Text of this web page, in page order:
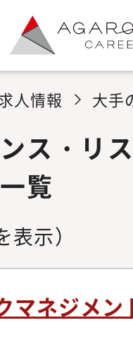
人情報 大手
ス・リ
覧
表示）
マネジメ